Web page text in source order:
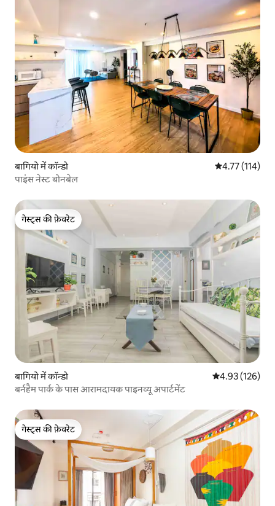
बागियो में कॉन्डो औसत रेटिंग 5 में से
4.77 (114)
पाइंस नेस्ट बोनबेल
गेस्ट्स की फ़ेवरेट
गेस्ट्स की फ़ेवरेट
बागियो में कॉन्डो औसत रेटिंग 5 में से
4.93 (126)
बर्नहैम पार्क के पास आरामदायक पाइनव्यू अपार्टमेंट
गेस्ट्स की फ़ेवरेट
गेस्ट्स की फ़ेवरेट